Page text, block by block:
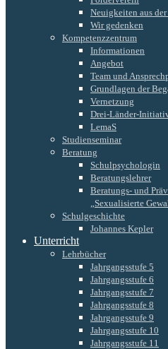
Neuigkeiten aus
Wir gedenken
Kompetenzzentrum
Informationen
Angebot
Team und
Grundlagen der
Vernetzung
Drei-Länder-
LemaS
Studienseminar
Beratung
Schulpsychologin
Beratungslehrer
Beratungs- und
„Sexualisierte
Schulgeschichte
Johannes Kepler
Unterricht
Lehrbücher
Jahrgangsstufe 5
Jahrgangsstufe 6
Jahrgangsstufe 7
Jahrgangsstufe 8
Jahrgangsstufe 9
Jahrgangsstufe 10
Jahrgangsstufe 11